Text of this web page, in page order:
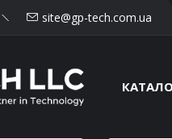
site@gp-tech.com.ua